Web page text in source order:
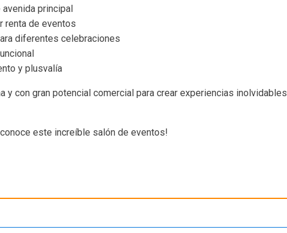
principal
renta de eventos
diferentes celebraciones
y plusvalía
y con gran potencial comercial para crear experiencias inolvidables
este increíble salón de eventos!